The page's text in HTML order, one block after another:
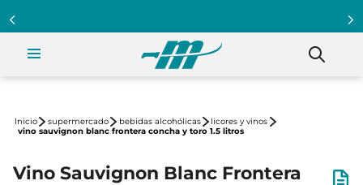
supermercado bebidas alcohólicas
licores y vinos
vino sauvignon blanc frontera concha y toro 1.5 litros
Vino Sauvignon Blanc Frontera